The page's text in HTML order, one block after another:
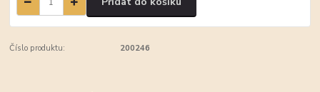
Číslo produktu: 200246